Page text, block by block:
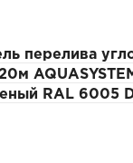
перелива
RAL 6005